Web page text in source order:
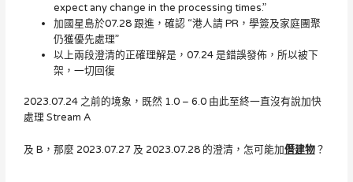
expect any change in the processing times.”
加國星島於07.28 跟進，確認 “港人請 PR，學簽及家庭團聚
仍獲優先處理”
以上兩段澄清的正確理解是，07.24 是錯誤發佈，所以被下
架，一切回復
2023.07.24 之前的境象，既然 1.0 – 6.0 由此至終一直沒有說加快
處理 Stream A
及 B，那麼 2023.07.27 及 2023.07.28 的澄清，怎可能加僭建物？